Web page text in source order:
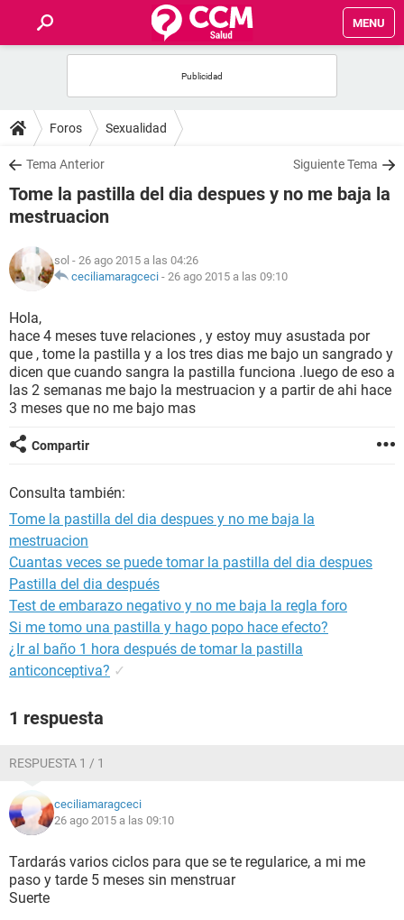
MENU
FOROS
SALUD
FAMILIA
NUTRICIÓN
SEXUALIDAD
GLOSARIO
Foros Sexualidad
Tema Anterior Siguiente Tema
Tome la pastilla del dia despues y no me baja la
mestruacion
sol - 26 ago 2015 a las 04:26
ceciliamaragceci - 26 ago 2015 a las 09:10
Hola,
hace 4 meses tuve relaciones , y estoy muy asustada por
que , tome la pastilla y a los tres dias me bajo un sangrado y
dicen que cuando sangra la pastilla funciona .luego de eso a
las 2 semanas me bajo la mestruacion y a partir de ahi hace
3 meses que no me bajo mas
Compartir
Consulta también:
Tome la pastilla del dia despues y no me baja la
mestruacion
Cuantas veces se puede tomar la pastilla del dia despues
Pastilla del dia después
Test de embarazo negativo y no me baja la regla foro
Si me tomo una pastilla y hago popo hace efecto?
¿Ir al baño 1 hora después de tomar la pastilla
anticonceptiva? ✓
1 respuesta
RESPUESTA 1 / 1
ceciliamaragceci
26 ago 2015 a las 09:10
Tardarás varios ciclos para que se te regularice, a mi me
paso y tarde 5 meses sin menstruar
Suerte